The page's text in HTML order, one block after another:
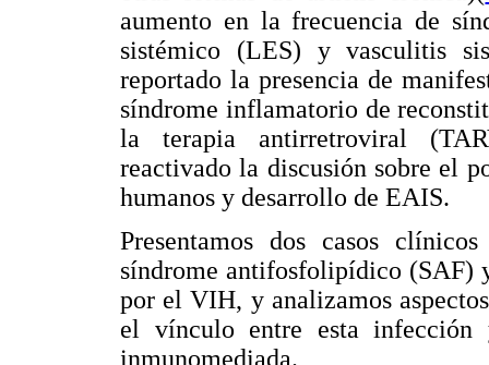
aumento en la frecuencia de
sistémico (LES) y vasculitis
reportado la presencia de
síndrome inflamatorio de
la terapia antirretroviral
reactivado la discusión sobre el
humanos y desarrollo de EAIS.
Presentamos dos casos
síndrome antifosfolipídico (SAF)
por el VIH, y analizamos
el vínculo entre esta infección
inmunomediada.